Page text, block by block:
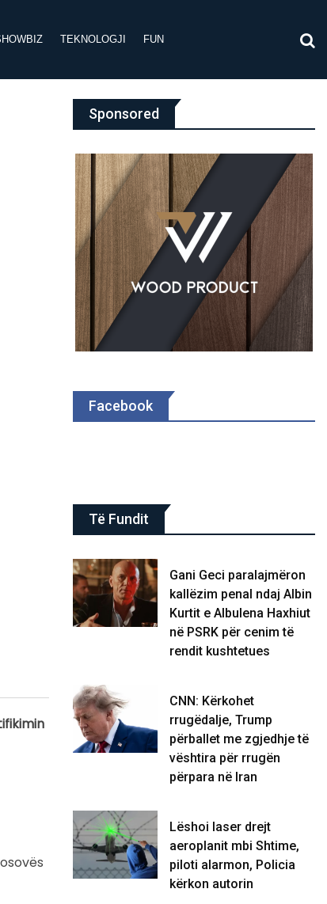
TEKNOLOGJI FUN
Sponsored
Facebook
Të Fundit
Gani Geci paralajmëron
kallëzim penal ndaj Albin
Kurtit e Albulena Haxhiut
në PSRK për cenim të
rendit kushtetues
CNN: Kërkohet
rrugëdalje, Trump
përballet me zgjedhje të
vështira për rrugën
përpara në Iran
Lëshoi laser drejt
aeroplanit mbi Shtime,
piloti alarmon, Policia
kërkon autorin